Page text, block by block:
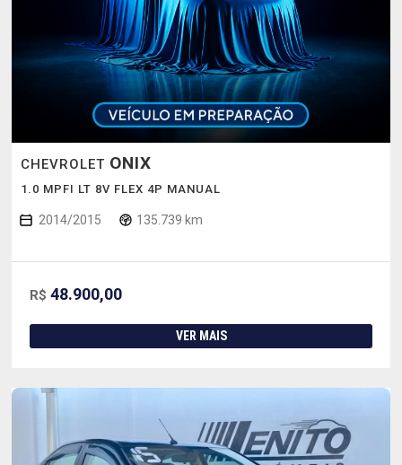
CHEVROLET ONIX
1.0 MPFI LT 8V FLEX 4P MANUAL
2014/2015 135.739 km
R$ 48.900,00
VER MAIS